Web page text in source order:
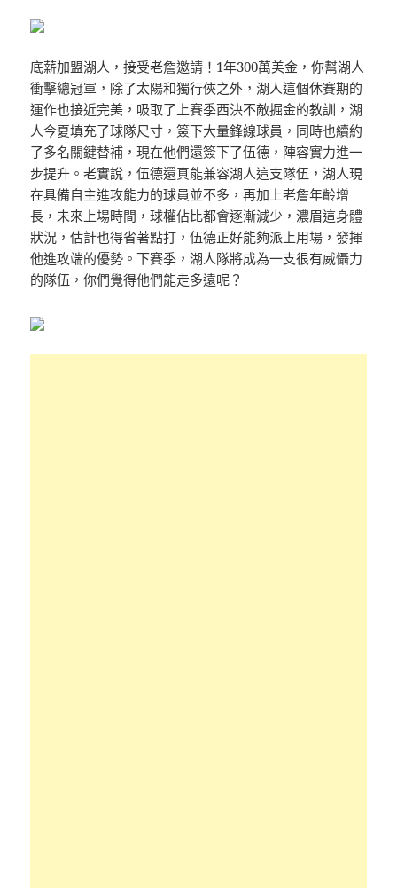
底薪加盟湖人，接受老詹邀請！1年300萬美金，你幫湖人
衝擊總冠軍，除了太陽和獨行俠之外，湖人這個休賽期的
運作也接近完美，吸取了上賽季西決不敵掘金的教訓，湖
人今夏填充了球隊尺寸，簽下大量鋒線球員，同時也續約
了多名關鍵替補，現在他們還簽下了伍德，陣容實力進一
步提升。老實說，伍德還真能兼容湖人這支隊伍，湖人現
在具備自主進攻能力的球員並不多，再加上老詹年齡增
長，未來上場時間，球權佔比都會逐漸減少，濃眉這身體
狀況，估計也得省著點打，伍德正好能夠派上用場，發揮
他進攻端的優勢。下賽季，湖人隊將成為一支很有威懾力
的隊伍，你們覺得他們能走多遠呢？